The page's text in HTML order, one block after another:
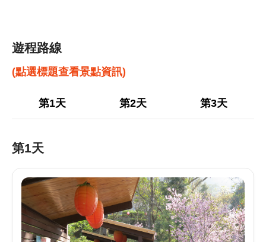
遊程路線
(點選標題查看景點資訊)
第1天 第2天 第3天
第1天